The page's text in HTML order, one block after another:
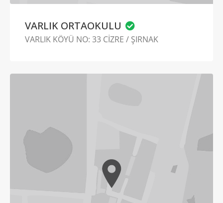
VARLIK ORTAOKULU
VARLIK KÖYÜ NO: 33 CİZRE / ŞIRNAK